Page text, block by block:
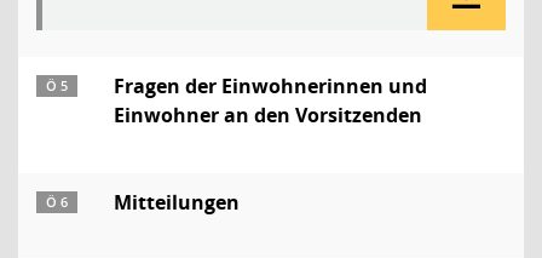
Ö 5
Fragen der Einwohnerinnen und
Einwohner an den Vorsitzenden
Ö 6 Mitteilungen